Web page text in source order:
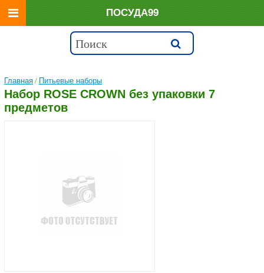
Главная / Питьевые наборы
Набор ROSE CROWN без упаковки 7
предметов
ПОСУДА99